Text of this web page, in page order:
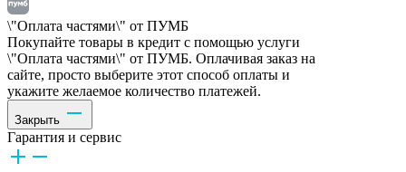
\"Оплата частями\" от ПУМБ
Покупайте товары в кредит с помощью услуги
\"Оплата частями\" от ПУМБ. Оплачивая заказ на
сайте, просто выберите этот способ оплаты и
укажите желаемое количество платежей.
Закрыть
Гарантия и сервис